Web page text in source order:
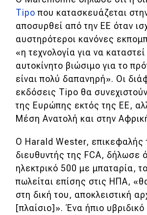
Tipoπου κατασκευάζεται
αποσυρθεί από την ΕΕ όταν
αυστηρότεροι κανόνες
«η τεχνολογία για να καταστεί
αυτοκίνητο βιώσιμο για το
είναι πολύ δαπανηρή». Οι
εκδόσεις Tipo θα
της Ευρώπης εκτός της ΕΕ,
Μέση Ανατολή και στην
Ο Harald Wester, επικεφαλής
διευθυντής της FCA, δήλωσε
ηλεκτρικό 500 με μπαταρία,
πωλείται επίσης στις ΗΠΑ,
στη δική του, αποκλειστική
[πλαίσιο]». Ένα ήπιο